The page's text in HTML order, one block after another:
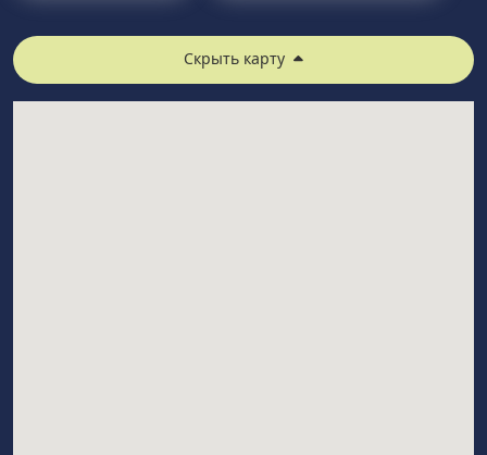
Скрыть карту